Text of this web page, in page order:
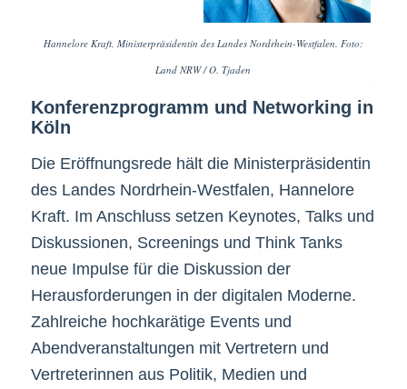
Hannelore Kraft, Ministerpräsidentin des Landes Nordrhein-Westfalen. Foto:
Land NRW / O. Tjaden
Konferenzprogramm und Networking in
Köln
Die Eröffnungsrede hält die Ministerpräsidentin
des Landes Nordrhein-Westfalen, Hannelore
Kraft. Im Anschluss setzen Keynotes, Talks und
Diskussionen, Screenings und Think Tanks
neue Impulse für die Diskussion der
Herausforderungen in der digitalen Moderne.
Zahlreiche hochkarätige Events und
Abendveranstaltungen mit Vertretern und
Vertreterinnen aus Politik, Medien und